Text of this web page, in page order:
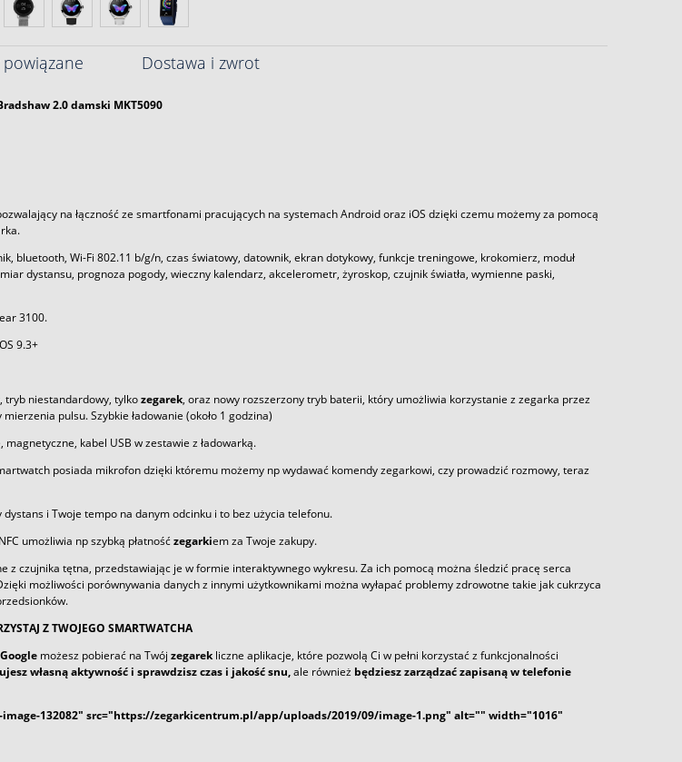
Dostawa i zwrot
2.0damski MKT5090
na łączność ze smartfonami pracujących na systemach Android oraz iOS dzięki czemu możemy za pomocą
bluetooth, Wi-Fi 802.11 b/g/n, czas światowy, datownik, ekran dotykowy, funkcje treningowe, krokomierz, moduł
dystansu, prognoza pogody, wieczny kalendarz, akcelerometr, żyroskop, czujnik światła, wymienne paski,
3100.
9.3+
niestandardowy, tylkozegarek, oraz nowy rozszerzony tryb baterii, który umożliwia korzystanie z zegarka przez
pulsu. Szybkie ładowanie (około 1 godzina)
magnetyczne, kabel USB w zestawie z ładowarką.
posiada mikrofon dzięki któremu możemy np wydawać komendy zegarkowi, czy prowadzić rozmowy, teraz
i Twoje tempo na danym odcinku i to bez użycia telefonu.
umożliwia np szybką płatnośćzegarkiem za Twoje zakupy.
z czujnika tętna, przedstawiając je w formie interaktywnego wykresu. Za ich pomocą można śledzić pracę serca
możliwości porównywania danych z innymi użytkownikami można wyłapać problemy zdrowotne takie jak cukrzyca
Z TWOJEGO SMARTWATCHA
możesz pobierać na Twój zegarekliczne aplikacje, które pozwolą Ci w pełni korzystać z funkcjonalności
własną aktywność i sprawdzisz czas i jakość snu,ale również będziesz zarządzać zapisaną w telefonie
132082" src="https://zegarkicentrum.pl/app/uploads/2019/09/image-1.png" alt="" width="1016"